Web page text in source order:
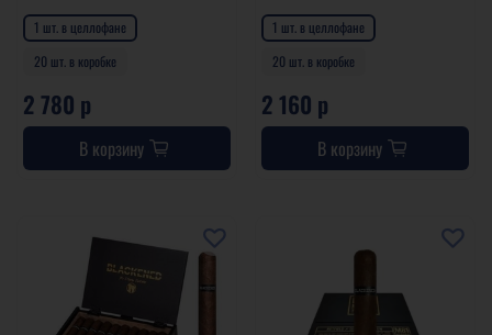
1 шт. в целлофане
20 шт. в коробке
2 780 р
В корзину
1 шт. в целлофане
20 шт. в коробке
2 160 р
В корзину